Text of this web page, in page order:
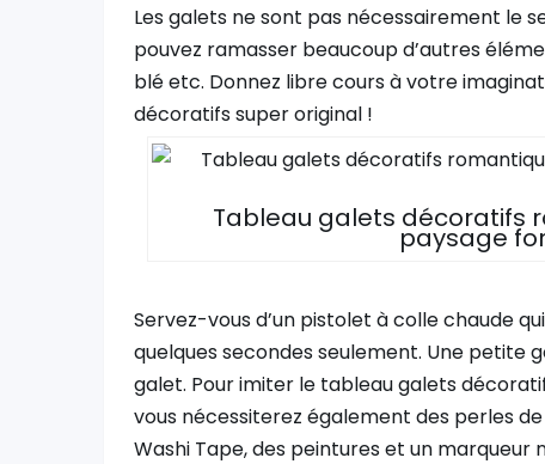
Les galets ne sont pas nécessairement le
pouvez ramasser beaucoup d’autres
blé etc. Donnez libre cours à votre
décoratifs super original !
Tableau galets décoratifs
paysage
Servez-vous d’un pistolet à colle chaude
quelques secondes seulement. Une petite
galet. Pour imiter le tableau galets
vous nécessiterez également des perles
Washi Tape, des peintures et un marqueur